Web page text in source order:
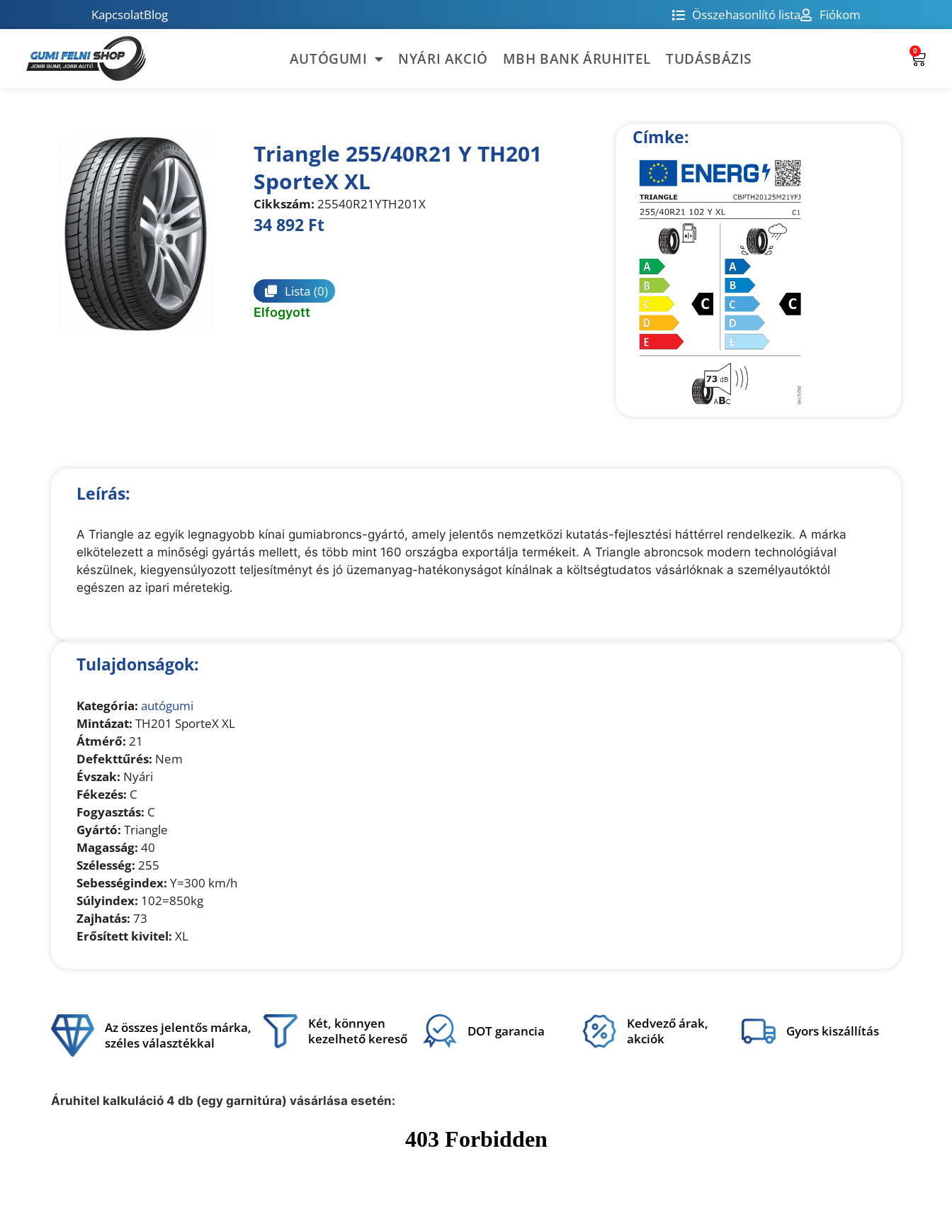
KapcsolatBlog Összehasonlító lista Fiókom
AUTÓGUMI NYÁRI AKCIÓ MBH BANK ÁRUHITEL TUDÁSBÁZIS 0
Triangle 255/40R21 Y TH201
SporteX XL
Cikkszám: 25540R21YTH201X
34 892 Ft
Lista (0)
Elfogyott
Címke:
Leírás:
A Triangle az egyik legnagyobb kínai gumiabroncs-gyártó, amely jelentős nemzetközi kutatás-fejlesztési háttérrel rendelkezik. A márka
elkötelezett a minőségi gyártás mellett, és több mint 160 országba exportálja termékeit. A Triangle abroncsok modern technológiával
készülnek, kiegyensúlyozott teljesítményt és jó üzemanyag-hatékonyságot kínálnak a költségtudatos vásárlóknak a személyautóktól
egészen az ipari méretekig.
Tulajdonságok:
Kategória: autógumi
Mintázat: TH201 SporteX XL
Átmérő: 21
Defekttűrés: Nem
Évszak: Nyári
Fékezés: C
Fogyasztás: C
Gyártó: Triangle
Magasság: 40
Szélesség: 255
Sebességindex: Y=300 km/h
Súlyindex: 102=850kg
Zajhatás: 73
Erősített kivitel: XL
Az összes jelentős márka,
széles választékkal
Két, könnyen
kezelhető kereső
DOT garancia
Kedvező árak,
akciók
Gyors kiszállítás
Áruhitel kalkuláció 4 db (egy garnitúra) vásárlása esetén: